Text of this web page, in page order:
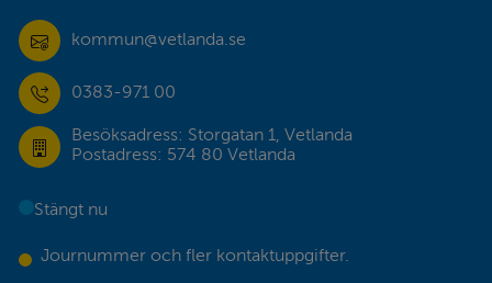
kommun@vetlanda.se
0383-971 00
Besöksadress: Storgatan 1, Vetlanda
Postadress: 574 80 Vetlanda
Stängt nu
Journummer och fler kontaktuppgifter.